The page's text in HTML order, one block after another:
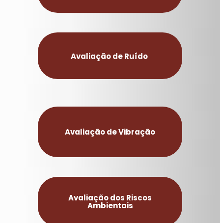
Avaliação de Ruído
Avaliação de Vibração
Avaliação dos Riscos
Ambientais